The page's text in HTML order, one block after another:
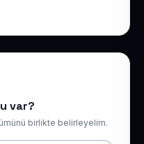
var?
birlikte belirleyelim.